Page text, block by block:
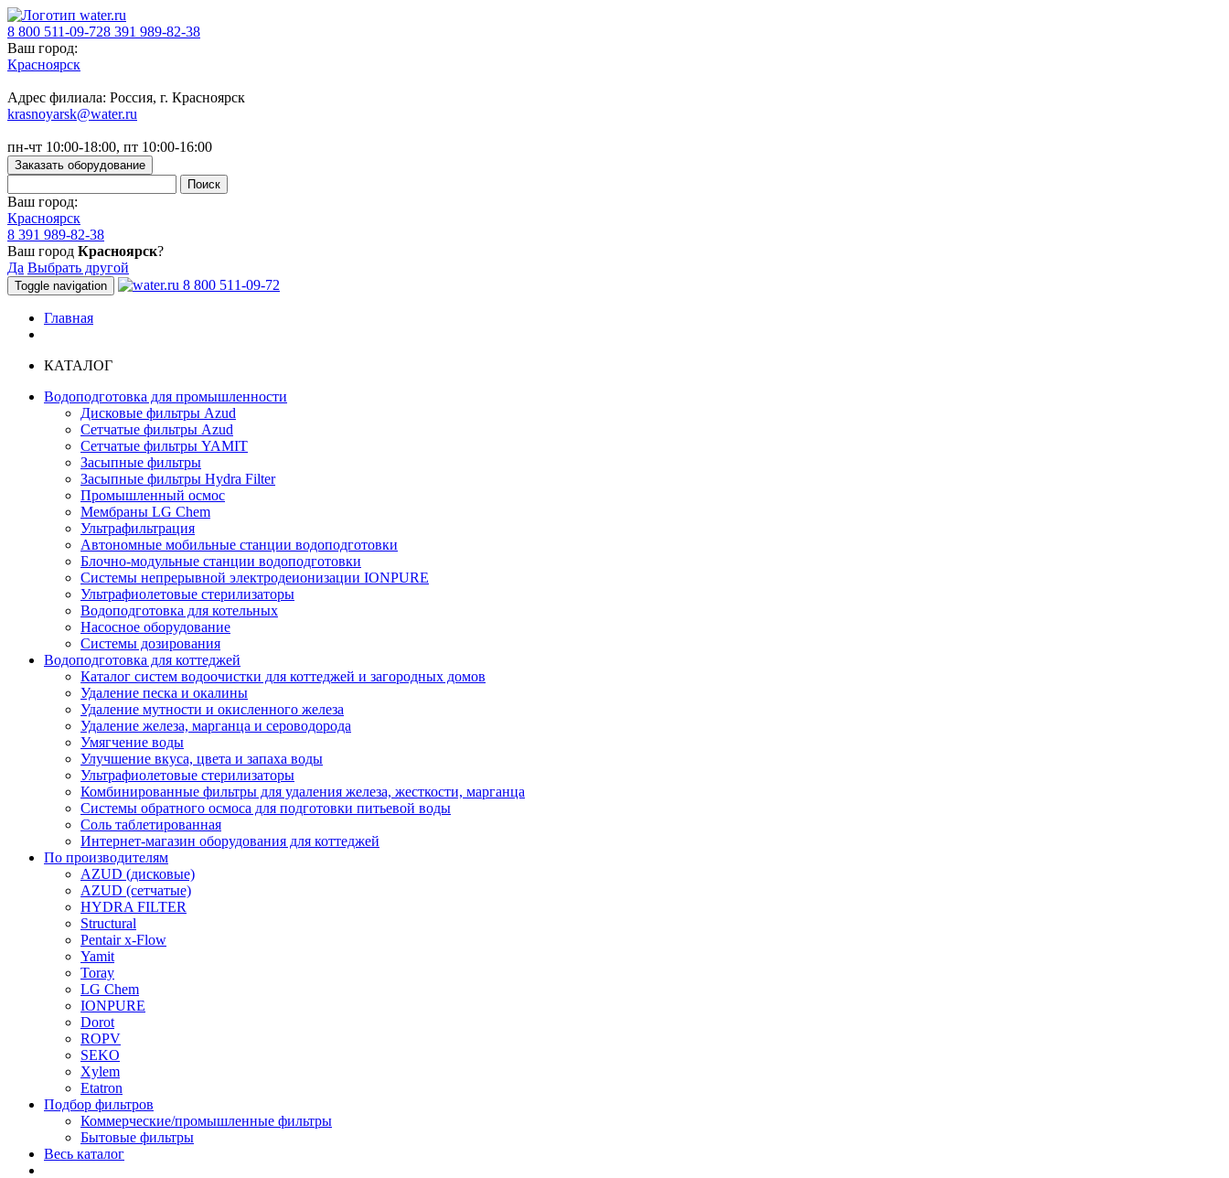
8 800 511-09-728 391 989-82-38
Ваш город:
Красноярск
Адрес филиала: Россия, г. Красноярск
krasnoyarsk@water.ru
пн-чт 10:00-18:00, пт 10:00-16:00
Заказать оборудование
Ваш город:
Красноярск
8 391 989-82-38
Ваш город Красноярск?
Да Выбрать другой
Toggle navigation 8 800 511-09-72
Главная
КАТАЛОГ
Водоподготовка для промышленности
Дисковые фильтры Azud
Сетчатые фильтры Azud
Сетчатые фильтры YAMIT
Засыпные фильтры
Засыпные фильтры Hydra Filter
Промышленный осмос
Мембраны LG Chem
Ультрафильтрация
Автономные мобильные станции водоподготовки
Блочно-модульные станции водоподготовки
Системы непрерывной электродеионизации IONPURE
Ультрафиолетовые стерилизаторы
Водоподготовка для котельных
Насосное оборудование
Системы дозирования
Водоподготовка для коттеджей
Каталог систем водоочистки для коттеджей и загородных домов
Удаление песка и окалины
Удаление мутности и окисленного железа
Удаление железа, марганца и сероводорода
Умягчение воды
Улучшение вкуса, цвета и запаха воды
Ультрафиолетовые стерилизаторы
Комбинированные фильтры для удаления железа, жесткости, марганца
Системы обратного осмоса для подготовки питьевой воды
Соль таблетированная
Интернет-магазин оборудования для коттеджей
По производителям
AZUD (дисковые)
AZUD (сетчатые)
HYDRA FILTER
Structural
Pentair x-Flow
Yamit
Toray
LG Chem
IONPURE
Dorot
ROPV
SEKO
Xylem
Etatron
Подбор фильтров
Коммерческие/промышленные фильтры
Бытовые фильтры
Весь каталог